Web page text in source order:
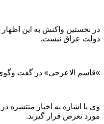
در نخستین واکنش به این
دولت عراق نیست.
«قاسم الاعرجی» در گفت
وی با اشاره به اخبار
مورد تعرض قرار گیرند.